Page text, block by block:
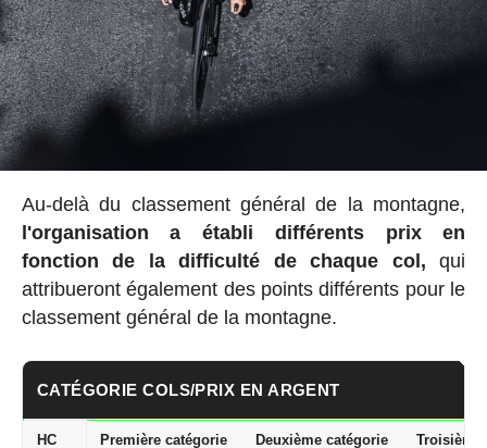
Au-delà du classement général de la montagne,
l'organisation a établi
différents prix en
fonction de la difficulté de chaque col, qui
attribueront également des points différents pour le
classement général de la montagne.
CATÉGORIE COLS/PRIX EN ARGENT
HC Première catégorie Deuxième catégorie Troisième